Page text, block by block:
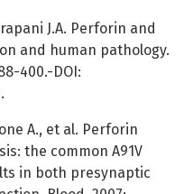
J.A. Perforin and
and human pathology.
400.-DOI:
.
A., et al. Perforin
the common A91V
in both presynaptic